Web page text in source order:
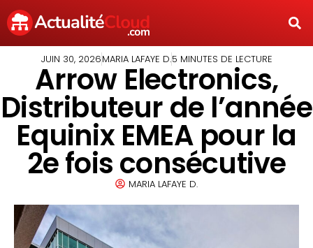
JUIN 30, 2026MARIA LAFAYE D.5 MINUTES DE LECTURE
Arrow Electronics,
Distributeur de l’année
Equinix EMEA pour la
2e fois consécutive
MARIA LAFAYE D.